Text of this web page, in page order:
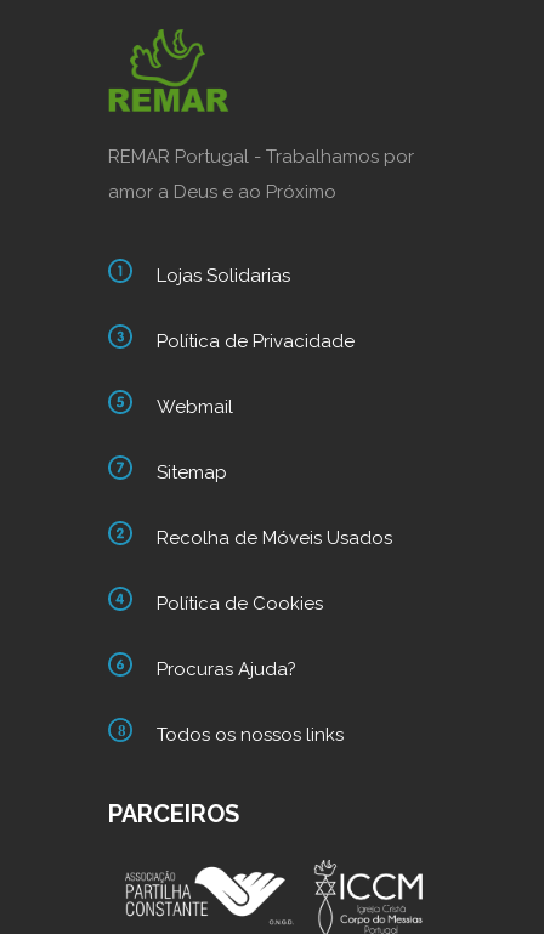
REMAR Portugal - Trabalhamos por
amor a Deus e ao Próximo
Lojas Solidarias
Política de Privacidade
Webmail
Sitemap
Recolha de Móveis Usados
Política de Cookies
Procuras Ajuda?
Todos os nossos links
PARCEIROS